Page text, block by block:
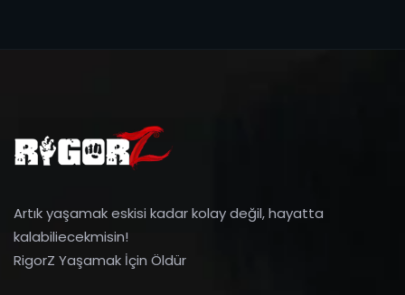
Artık yaşamak eskisi kadar kolay değil, hayatta
kalabiliecekmisin!
RigorZ Yaşamak İçin Öldür